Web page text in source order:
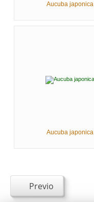
Aucuba japonica
Aucuba japonica
Previo